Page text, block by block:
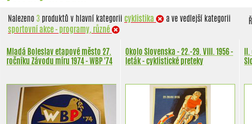
Nalezeno 3 produktů v hlavní kategorii cyklistika
a ve vedlejší kategorii
sportovní akce - programy, různé
Mladá Boleslav etapové město 27.
ročníku Závodu míru 1974 - WBP '74
Okolo Slovenska - 22.-29. VIII. 1956 -
leták - cyklistické preteky